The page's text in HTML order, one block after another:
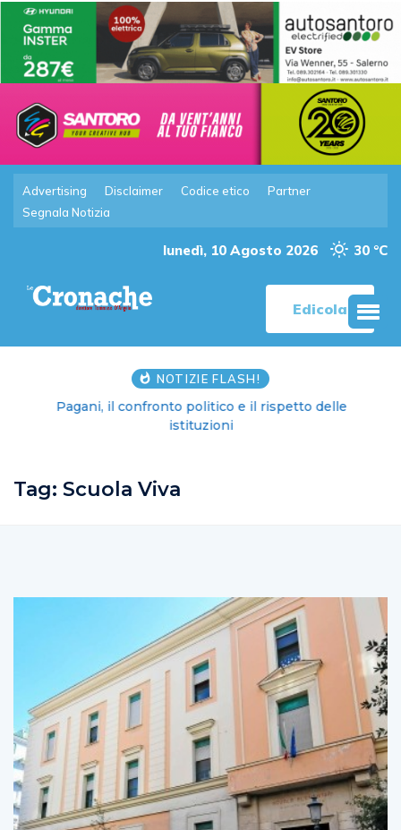
Advertising Disclaimer Codice etico
Partner
Segnala Notizia
lunedì, 10 Agosto 2026 30 °C
Edicola
NOTIZIE FLASH!
Pagani, il confronto politico e il rispetto delle
istituzioni
Tag: Scuola Viva